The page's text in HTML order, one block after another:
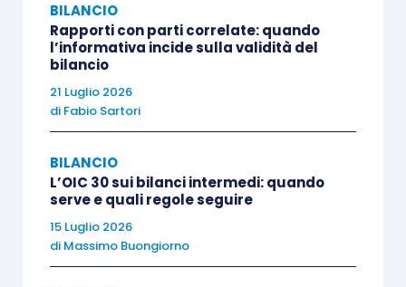
Si assuma che una società produca e venda al
cliente nell’anno X un’attrezzatura al prezzo di
euro 50.000 e che nel
previsto che, nel prezzo, è inclusa anche
successivi.
La società, seguendo il processo di analisi
indicato dall’Oic 34, dovrà, perciò, in via
BILANCIO
Rapporti con parti correlate: quando
l’informativa incide sulla validità del
bilancio
21 Luglio 2026
di Fabio Sartori
BILANCIO
L’OIC 30 sui bilanci intermedi: quando
serve e quali regole seguire
15 Luglio 2026
di Massimo Buongiorno